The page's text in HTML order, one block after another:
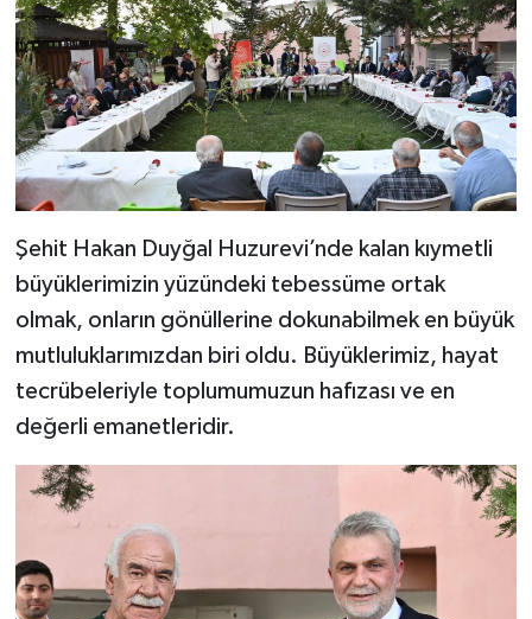
Şehit Hakan Duyğal Huzurevi’nde kalan kıymetli
büyüklerimizin yüzündeki tebessüme ortak
olmak, onların gönüllerine dokunabilmek en büyük
mutluluklarımızdan biri oldu. Büyüklerimiz, hayat
tecrübeleriyle toplumumuzun hafızası ve en
değerli emanetleridir.